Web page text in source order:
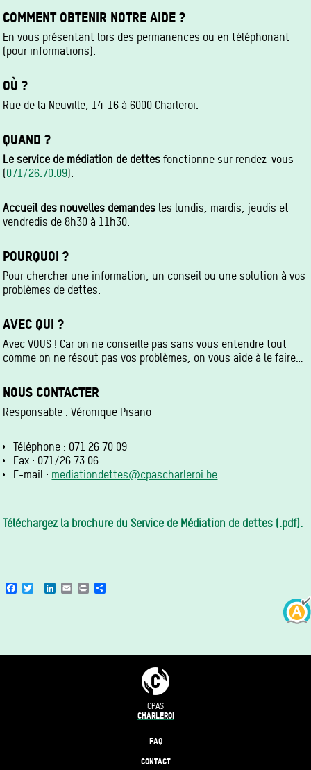
COMMENT OBTENIR NOTRE AIDE ?
En vous présentant lors des permanences ou en téléphonant
(pour informations).
OÙ ?
Rue de la Neuville, 14-16 à 6000 Charleroi.
QUAND ?
Le service de médiation de dettes fonctionne sur rendez-vous
(071/26.70.09).
Accueil des nouvelles demandes les lundis, mardis, jeudis et
vendredis de 8h30 à 11h30.
POURQUOI ?
Pour chercher une information, un conseil ou une solution à vos
problèmes de dettes.
AVEC QUI ?
Avec VOUS ! Car on ne conseille pas sans vous entendre tout
comme on ne résout pas vos problèmes, on vous aide à le faire…
NOUS CONTACTER
Responsable : Véronique Pisano
Téléphone : 071 26 70 09
Fax : 071/26.73.06
E-mail : mediationdettes@cpascharleroi.be
Téléchargez la brochure du Service de Médiation de dettes (.pdf).
Facebook
TwitterLinkedIn
EmailPrint
CPAS
CHARLEROI
FAQ
CONTACT